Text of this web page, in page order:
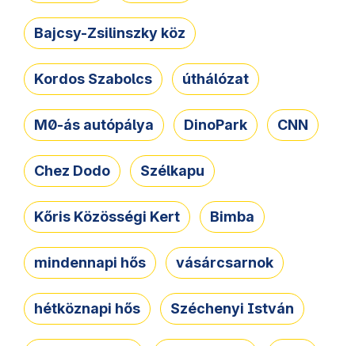
Bajcsy-Zsilinszky köz
Kordos Szabolcs úthálózat
M0-ás autópálya DinoPark CNN
Chez Dodo Szélkapu
Kőris Közösségi Kert Bimba
mindennapi hős vásárcsarnok
hétköznapi hős Széchenyi István